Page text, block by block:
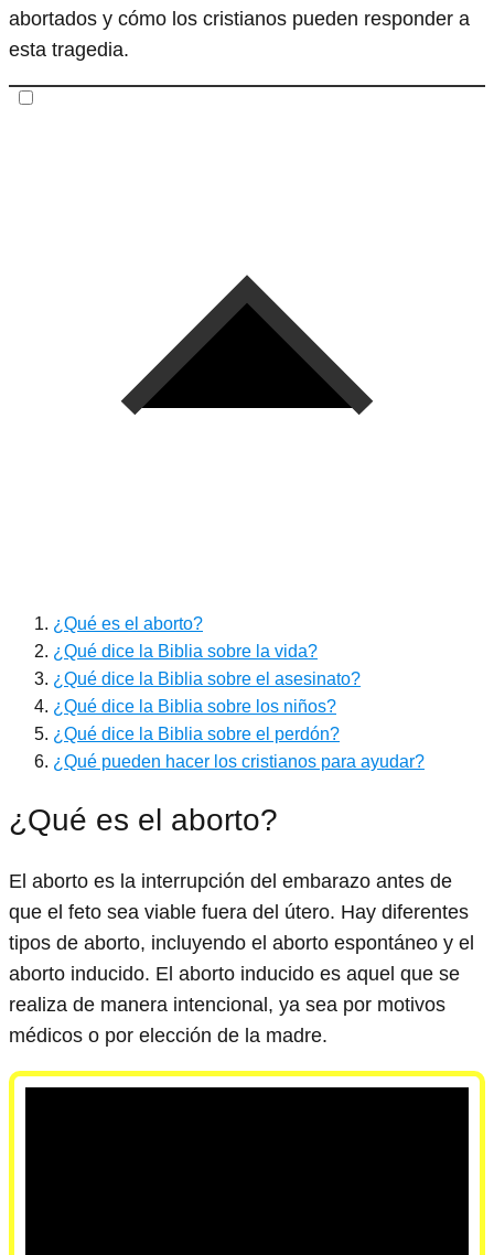
abortados y cómo los cristianos pueden responder a
esta tragedia.
¿Qué es el aborto?
¿Qué dice la Biblia sobre la vida?
¿Qué dice la Biblia sobre el asesinato?
¿Qué dice la Biblia sobre los niños?
¿Qué dice la Biblia sobre el perdón?
¿Qué pueden hacer los cristianos para ayudar?
¿Qué es el aborto?
El aborto es la interrupción del embarazo antes de
que el feto sea viable fuera del útero. Hay diferentes
tipos de aborto, incluyendo el aborto espontáneo y el
aborto inducido. El aborto inducido es aquel que se
realiza de manera intencional, ya sea por motivos
médicos o por elección de la madre.